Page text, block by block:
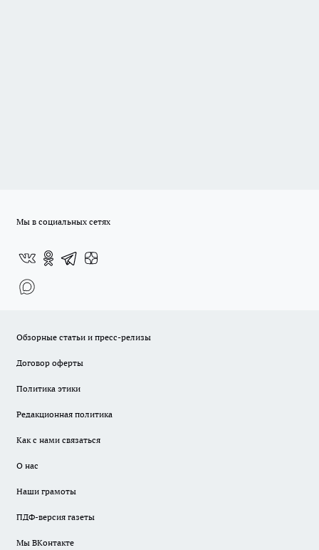
Мы в социальных сетях
Обзорные статьи и пресс-релизы
Договор оферты
Политика этики
Редакционная политика
Как с нами связаться
О нас
Наши грамоты
ПДФ-версия газеты
Мы ВКонтакте